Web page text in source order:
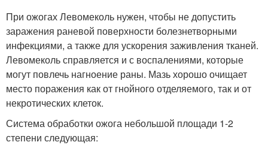
При ожогах Левомеколь нужен, чтобы не допустить
заражения раневой поверхности болезнетворными
инфекциями, а также для ускорения заживления тканей.
Левомеколь справляется и с воспалениями, которые
могут повлечь нагноение раны. Мазь хорошо очищает
место поражения как от гнойного отделяемого, так и от
некротических клеток.
Система обработки ожога небольшой площади 1-2
степени следующая: